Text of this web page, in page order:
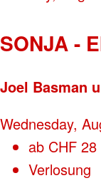
SONJA -
Joel Basman
Wednesday,
ab CHF 28
Verlosung